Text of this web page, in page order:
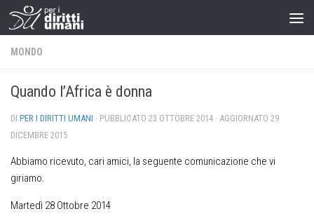
MONDO
Quando l’Africa è donna
DI PER I DIRITTI UMANI · PUBBLICATO 23 OTTOBRE 2014 · AGGIORNATO 29
DICEMBRE 2015
Abbiamo ricevuto, cari amici, la seguente comunicazione che vi
giriamo.
Martedì 28 Ottobre 2014